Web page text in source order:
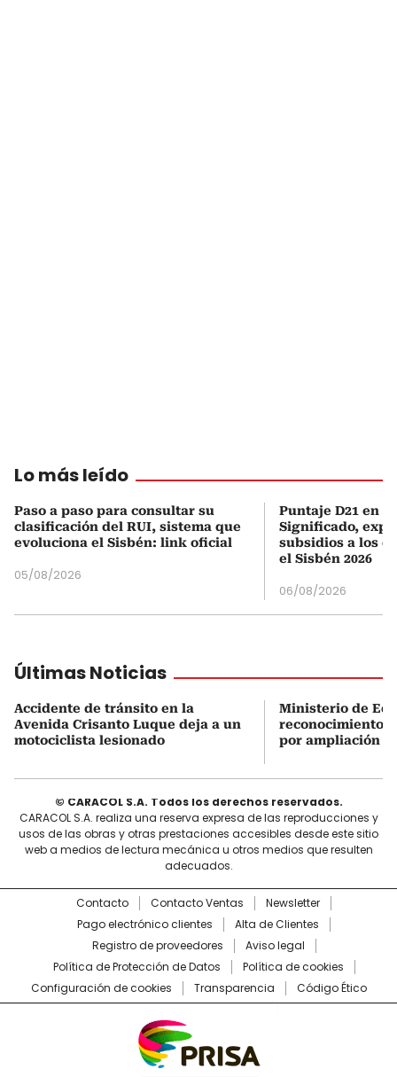
Lo más leído
Paso a paso para consultar su
clasificación del RUI, sistema que
evoluciona el Sisbén: link oficial
05/08/2026
Puntaje D21 en
Significado,
subsidios a los
el Sisbén 2026
06/08/2026
Últimas Noticias
Accidente de tránsito en la
Avenida Crisanto Luque deja a un
motociclista lesionado
Ministerio de
reconocimiento
por ampliación
© CARACOL S.A. Todos los derechos reservados.
CARACOL S.A. realiza una reserva expresa de las reproducciones y
usos de las obras y otras prestaciones accesibles desde este sitio
web a medios de lectura mecánica u otros medios que resulten
adecuados.
Contacto Contacto Ventas
Newsletter
Pago electrónico clientes
Alta de Clientes
Registro de proveedores
Aviso legal
Política de Protección de Datos
Política de cookies
Configuración de cookies
Transparencia Código Ético